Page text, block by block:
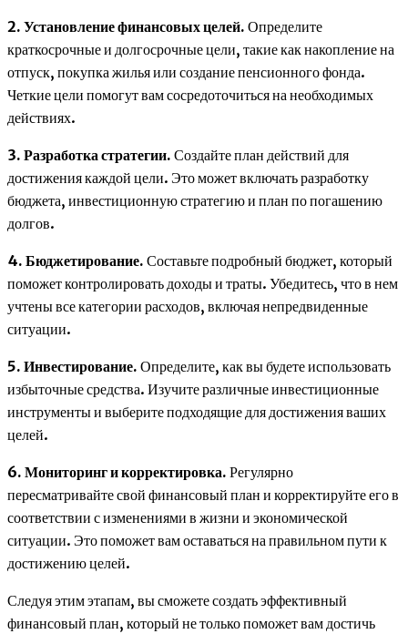
2. Установление финансовых целей. Определите
краткосрочные и долгосрочные цели, такие как накопление на
отпуск, покупка жилья или создание пенсионного фонда.
Четкие цели помогут вам сосредоточиться на необходимых
действиях.
3. Разработка стратегии. Создайте план действий для
достижения каждой цели. Это может включать разработку
бюджета, инвестиционную стратегию и план по погашению
долгов.
4. Бюджетирование. Составьте подробный бюджет, который
поможет контролировать доходы и траты. Убедитесь, что в нем
учтены все категории расходов, включая непредвиденные
ситуации.
5. Инвестирование. Определите, как вы будете использовать
избыточные средства. Изучите различные инвестиционные
инструменты и выберите подходящие для достижения ваших
целей.
6. Мониторинг и корректировка. Регулярно
пересматривайте свой финансовый план и корректируйте его в
соответствии с изменениями в жизни и экономической
ситуации. Это поможет вам оставаться на правильном пути к
достижению целей.
Следуя этим этапам, вы сможете создать эффективный
финансовый план, который не только поможет вам достичь